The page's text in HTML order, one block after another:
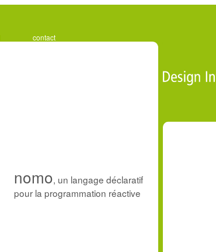
contact
nomo, un langage déclaratif
pour la programmation réactive